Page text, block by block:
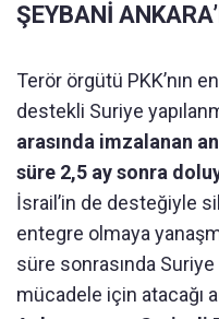
ŞEYBANİ
Terör örgütü PKK’nın
destekli Suriye
arasında imzalanan
süre 2,5 ay sonra
İsrail’in de desteğiyle
entegre olmaya
süre sonrasında
mücadele için atacağı